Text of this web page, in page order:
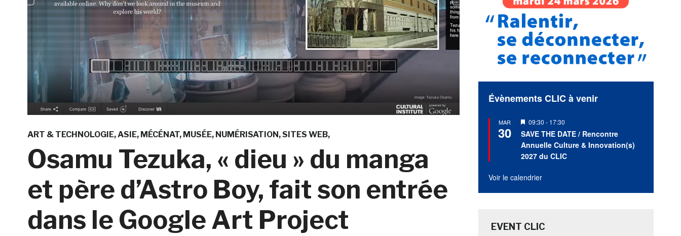
ART & TECHNOLOGIE ASIE MÉCÉNAT MUSÉE NUMÉRISATION SITES WEB
Osamu Tezuka, « dieu » du manga
et père d’Astro Boy, fait son entrée
dans le Google Art Project
Évènements CLIC à venir
MAR
30
Mis
en
avant
09:30 - 17:30
SAVE THE DATE / Rencontre
Annuelle Culture & Innovation(s)
2027 du CLIC
Voir le calendrier
EVENT CLIC